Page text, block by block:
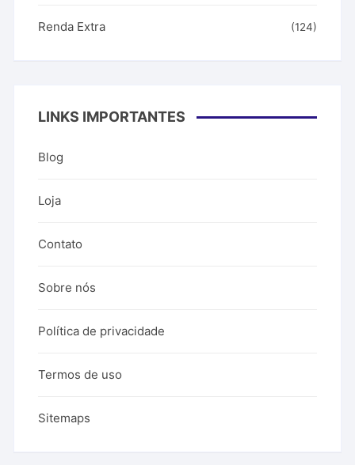
Renda Extra (124)
LINKS IMPORTANTES
Blog
Loja
Contato
Sobre nós
Política de privacidade
Termos de uso
Sitemaps